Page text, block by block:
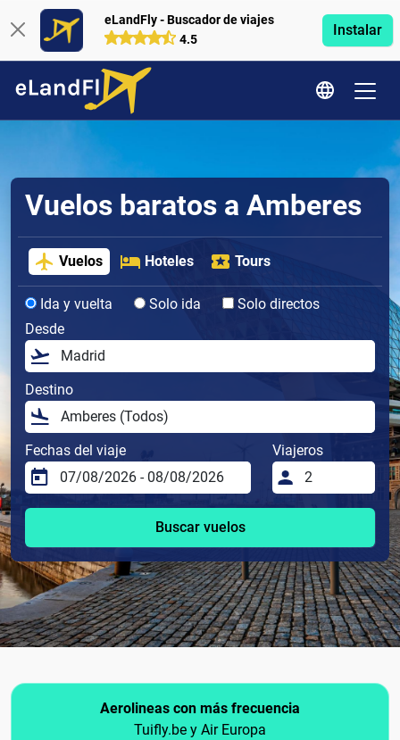
eLandFly - Buscador de viajes
4.5
Instalar
Vuelos baratos a Amberes
Vuelos Hoteles Tours
Ida y vuelta Solo ida
Solo directos
Desde
Destino
Fechas del viaje Viajeros
Buscar vuelos
Aerolineas con más frecuencia
Tuifly.be y Air Europa